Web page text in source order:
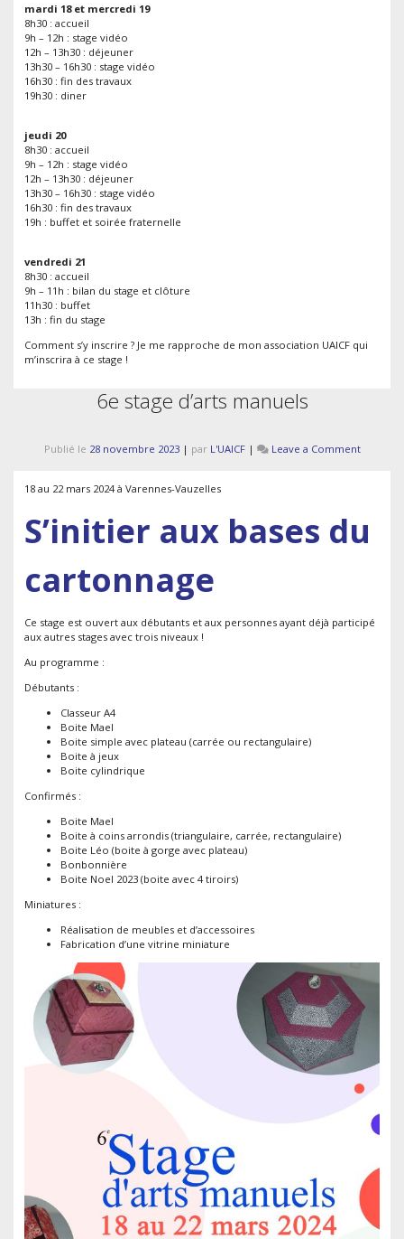
mardi 18 et mercredi 19
8h30 : accueil
9h – 12h : stage vidéo
12h – 13h30 : déjeuner
13h30 – 16h30 : stage vidéo
16h30 : fin des travaux
19h30 : diner
jeudi 20
8h30 : accueil
9h – 12h : stage vidéo
12h – 13h30 : déjeuner
13h30 – 16h30 : stage vidéo
16h30 : fin des travaux
19h : buffet et soirée fraternelle
vendredi 21
8h30 : accueil
9h – 11h : bilan du stage et clôture
11h30 : buffet
13h : fin du stage
Comment s’y inscrire ? Je me rapproche de mon association UAICF qui
m’inscrira à ce stage !
6e stage d’arts manuels
Publié le 28 novembre 2023| par L'UAICF| Leave a Commenton
18 au 22 mars 2024 à Varennes-Vauzelles
S’initier aux bases du
cartonnage
Ce stage est ouvert aux débutants et aux personnes ayant déjà participé
aux autres stages avec trois niveaux !
Au programme :
Débutants :
Classeur A4
Boite Mael
Boite simple avec plateau (carrée ou rectangulaire)
Boite à jeux
Boite cylindrique
Confirmés :
Boite Mael
Boite à coins arrondis (triangulaire, carrée, rectangulaire)
Boite Léo (boite à gorge avec plateau)
Bonbonnière
Boite Noel 2023 (boite avec 4 tiroirs)
Miniatures :
Réalisation de meubles et d’accessoires
Fabrication d’une vitrine miniature